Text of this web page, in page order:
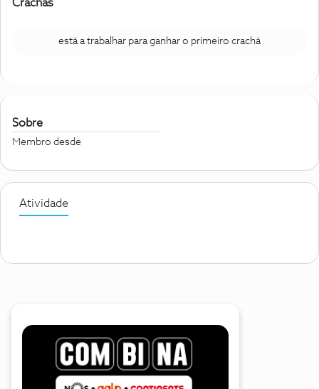
Crachás
está a trabalhar para ganhar o primeiro crachá
Sobre
Membro desde
Atividade